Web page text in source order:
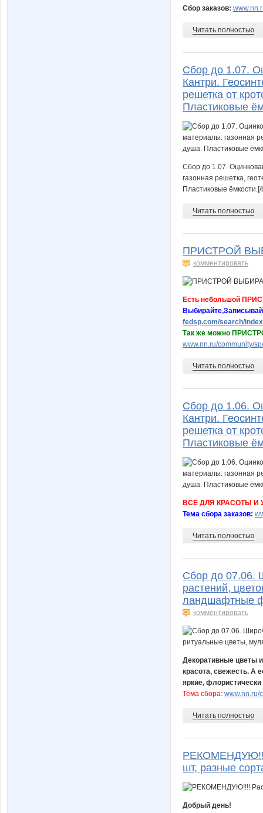
Сбор заказов:
Читать полностью
Сбор до 1.07.
Кантри.
решетка от
Пластиковые
Сбор до 1.07.
газонная решетка,
Пластиковые
Читать полностью
ПРИСТРОЙ
комментировать
Есть небольшой
fedsp.com/search/
Так же можно
www.nn.ru/community/
Читать полностью
Сбор до 1.06.
Кантри.
решетка от
Пластиковые
ВСЁ ДЛЯ КРАСОТЫ И
Тема сбора заказов:
Читать полностью
Сбор до 07.06.
растений,
ландшафтные
комментировать
Декоративные цветы
красота, свежесть. А
яркие,
Тема сбора: www.nn.ru/
Читать полностью
РЕКОМЕНДУЮ!!!!
шт, разные
Добрый день!